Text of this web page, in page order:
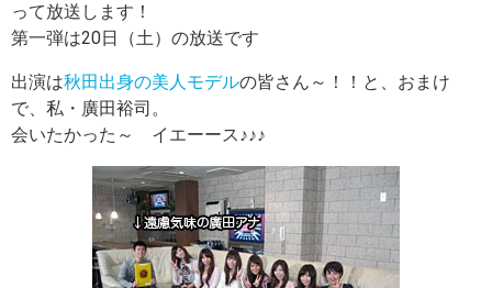
って放送します！
第一弾は20日（土）の放送です
出演は秋田出身の美人モデルの皆さん～！！と、おまけ
で、私・廣田裕司。
会いたかった～ イエーース♪♪♪